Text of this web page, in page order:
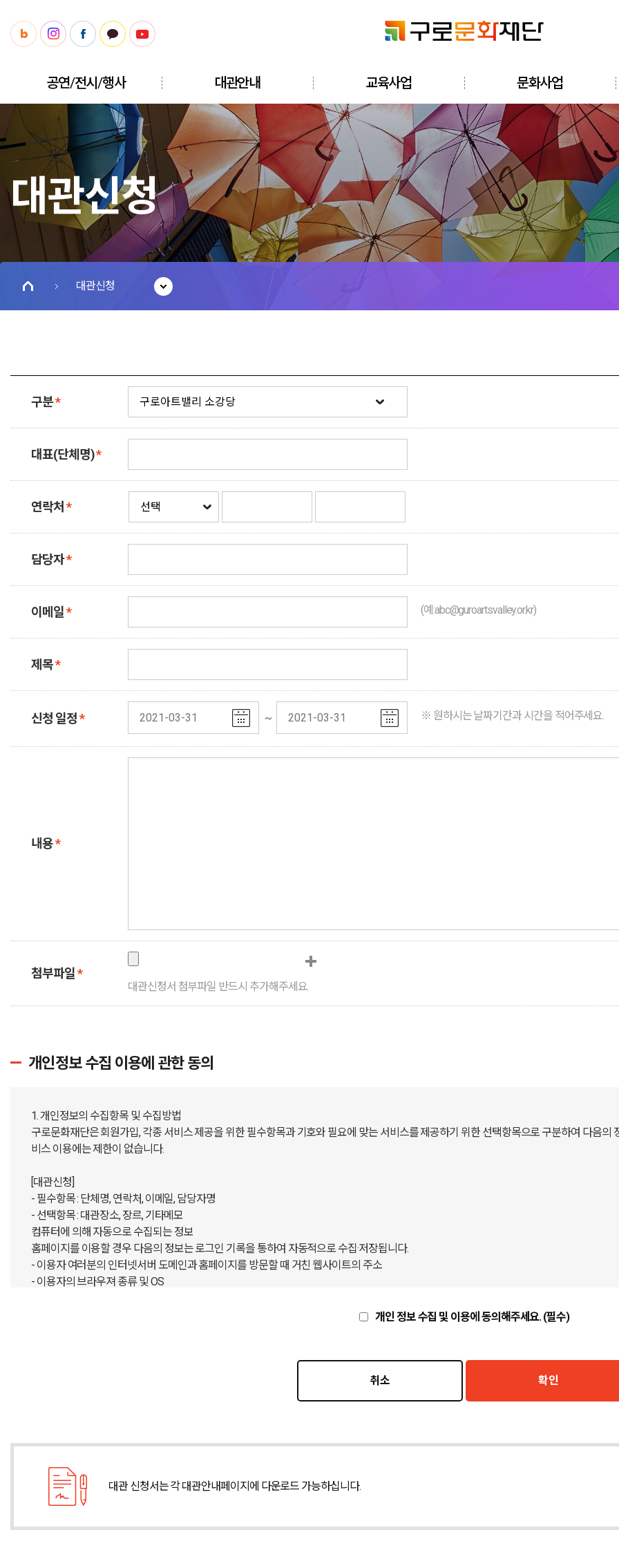
검색창 열기
공연/전시/행사 대관안내 교육사업 문화사업
전체메뉴 열기
대관신청
대관신청
구분*
대표(단체명)*
연락처 *
담당자*
이메일* (예:abc@guroartsvalley.or.kr)
제목*
신청 일정* ~
※ 원하시는 날짜기간과 시간을 적어주세요.
내용*
첨부파일*
대관신청서 첨부파일 반드시 추가해주세요.
개인정보 수집 이용에 관한 동의
1. 개인정보의 수집항목 및 수집방법
구로문화재단은 회원가입, 각종 서비스 제공을 위한 필수항목과 기호와 필요에 맞는 서비스를 제공하기 위한 선택항목으로 구분하여 다음의
비스 이용에는 제한이 없습니다.
[대관신청]
- 필수항목 : 단체명, 연락처, 이메일, 담당자명
- 선택항목 : 대관장소, 장르, 기타메모
컴퓨터에 의해 자동으로 수집되는 정보
홈페이지를 이용할 경우 다음의 정보는 로그인 기록을 통하여 자동적으로 수집·저장됩니다.
- 이용자 여러분의 인터넷서버 도메인과 홈페이지를 방문할 때 거친 웹사이트의 주소
- 이용자의 브라우져 종류 및 OS
우, 수집/이용목적을 달성하거나 보유/이용기간이 종료한 경우 개인정보를 지체없이 파기합니다.
- 보존 항목 : 아이디, 비밀번호, 고객명, 직업, 주소, 연락처, e-mail 그 외 선택항목
전자상거래 등에서의 소비자보호에 관한 법률 등 관계법령의 규정에 의하여 보존할 필요가 있는 경우 관계법령에서 정한 일정한 기간 동안
- 계약 또는 청약철회 등에 관한 기록
보존 이유 : 전자상거래 등에서의 소비자보호에 관한 법률
보존 기간 : 5년
보존 이유 : 전자상거래 등에서의 소비자보호에 관한 법률
개인 정보 수집 및 이용에 동의해주세요. (필수)
취소 확인
대관 신청서는 각 대관안내페이지에 다운로드 가능하십니다.